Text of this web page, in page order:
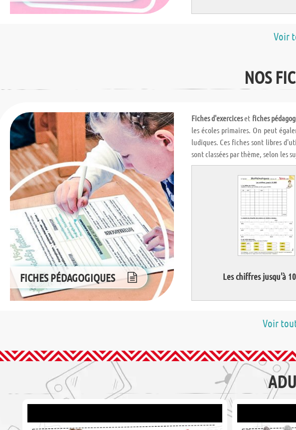
Voir
NOS
FICHES PÉDAGOGIQUES
Fiches d'exerciceset fiches
les écoles primaires. On peut
ludiques. Ces fiches sont libres
sont classées par thème, selon les
Les chiffres jusqu'à
Voir